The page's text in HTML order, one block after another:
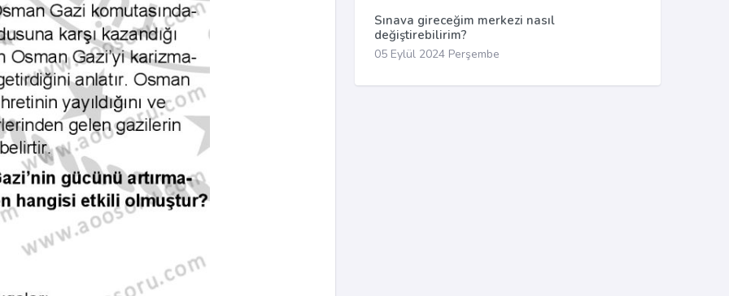
Sınava gireceğim merkezi nasıl
değiştirebilirim?
05 Eylül 2024 Perşembe